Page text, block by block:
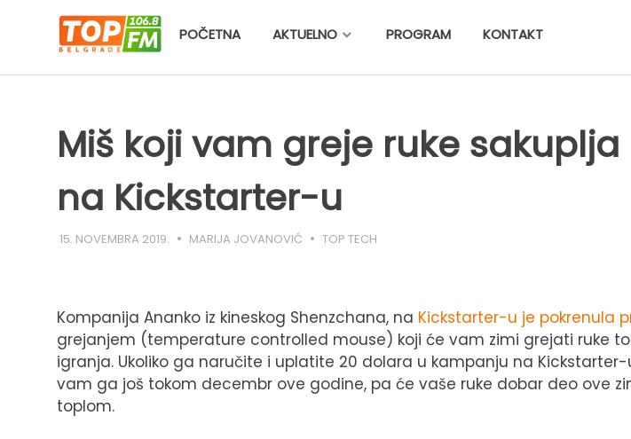
POČETNA AKTUELNO PROGRAM KONTAKT
Miš koji vam greje ruke
na Kickstarter-u
15. NOVEMBRA 2019. MARIJA JOVANOVIĆ TOP TECH
Kompanija Ananko iz kineskog Shenzchana, na Kickstarter-u je pokrenula
grejanjem (temperature controlled mouse) koji će vam zimi grejati ruke
igranja. Ukoliko ga naručite i uplatite 20 dolara u kampanju na Kickstarter-
vam ga još tokom decembr ove godine, pa će vaše ruke dobar deo ove
toplom.